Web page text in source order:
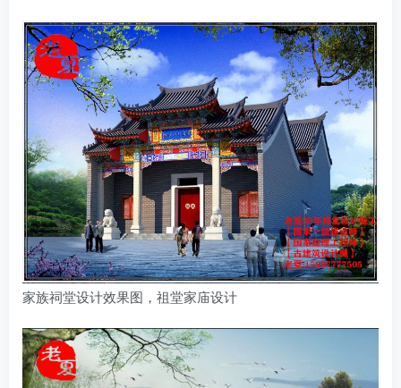
家族祠堂设计效果图，祖堂家庙设计